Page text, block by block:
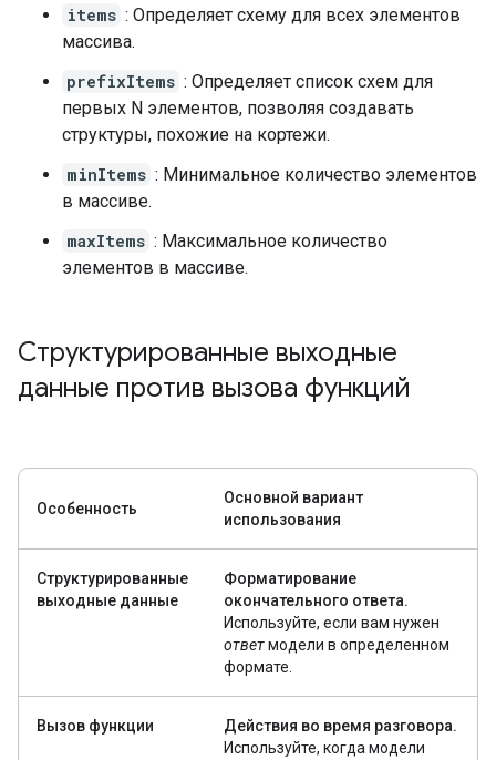
items : Определяет схему для всех элементов
массива.
prefixItems : Определяет список схем для
первых N элементов, позволяя создавать
структуры, похожие на кортежи.
minItems : Минимальное количество элементов
в массиве.
maxItems : Максимальное количество
элементов в массиве.
Структурированные выходные
данные против вызова функций
Особенность
Основной вариант
использования
Структурированные
выходные данные
Форматирование
окончательного ответа.
Используйте, если вам нужен
ответмодели в определенном
формате.
Вызов функции
Действия во время разговора.
Используйте, когда модели